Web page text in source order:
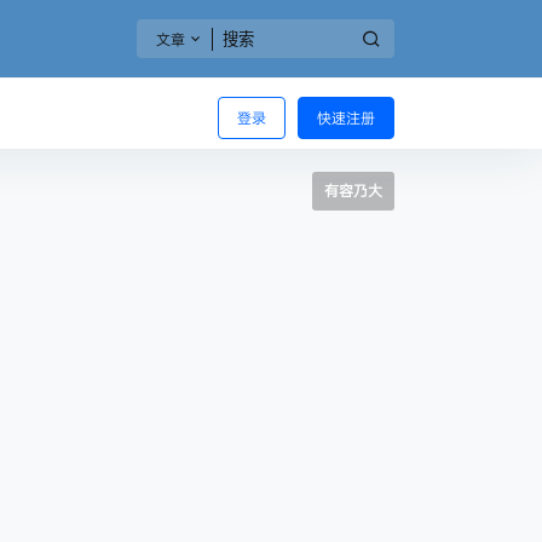
文章
登录 快速注册
有容乃大